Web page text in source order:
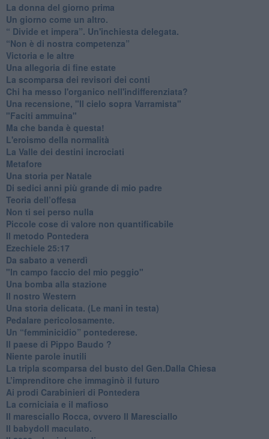
​La donna del giorno prima
​Un giorno come un altro.
​“ Divide et impera”. Un'inchiesta delegata.
“Non è di nostra competenza”
​Victoria e le altre
Una allegoria di fine estate
La scomparsa dei revisori dei conti
Chi ha messo l'organico nell'indifferenziata?
Una recensione, "Il cielo sopra Varramista"
​"Faciti ammuina"
Ma che banda è questa!
L'eroismo della normalità
​La Valle dei destini incrociati
Metafore
​Una storia per Natale
​Di sedici anni più grande di mio padre
Teoria dell’offesa
​Non ti sei perso nulla
​Piccole cose di valore non quantificabile
​Il metodo Pontedera
​Ezechiele 25:17
Da sabato a venerdì
"In campo faccio del mio peggio"
Una bomba alla stazione
Il nostro Western
Una storia delicata. (Le mani in testa)
Pedalare pericolosamente.
Un “femminicidio” pontederese.
Il paese di Pippo Baudo ?
Niente parole inutili
La tripla scomparsa del busto del Gen.Dalla Chiesa
​L’imprenditore che immaginò il futuro
Ai prodi Carabinieri di Pontedera
​La corniciaia e il mafioso
Il maresciallo Rocca, ovvero Il Maresciallo
​Il babydoll maculato.